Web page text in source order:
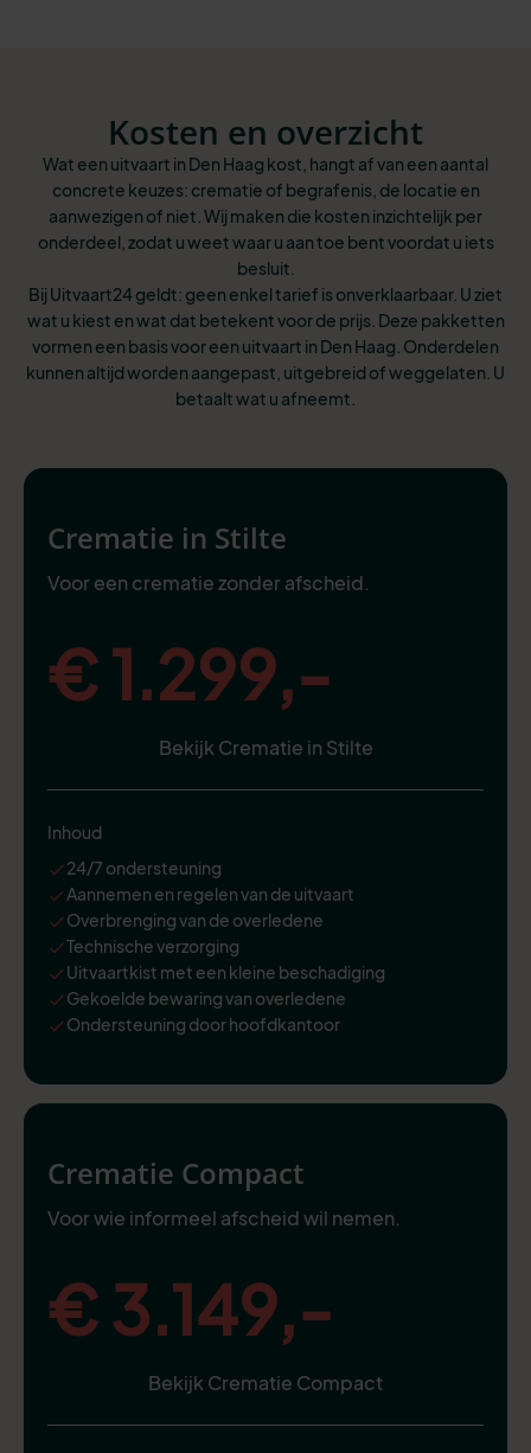
Kosten en overzicht
Wat een uitvaart in Den Haag kost, hangt af van een aantal
concrete keuzes: crematie of begrafenis, de locatie en
aanwezigen of niet. Wij maken die kosten inzichtelijk per
onderdeel, zodat u weet waar u aan toe bent voordat u iets
besluit.
Bij Uitvaart24 geldt: geen enkel tarief is onverklaarbaar. U ziet
wat u kiest en wat dat betekent voor de prijs. Deze pakketten
vormen een basis voor een uitvaart in Den Haag. Onderdelen
kunnen altijd worden aangepast, uitgebreid of weggelaten. U
betaalt wat u afneemt.
Crematie in Stilte
Voor een crematie zonder afscheid.
€ 1.299,-
Bekijk Crematie in Stilte
Inhoud
24/7 ondersteuning
Aannemen en regelen van de uitvaart
Overbrenging van de overledene
Technische verzorging
Uitvaartkist met een kleine beschadiging
Gekoelde bewaring van overledene
Ondersteuning door hoofdkantoor
Crematie Compact
Voor wie informeel afscheid wil nemen.
€ 3.149,-
Bekijk Crematie Compact